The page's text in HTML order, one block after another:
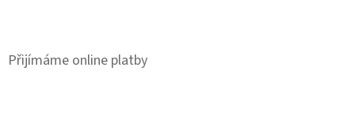
Přijímáme online platby